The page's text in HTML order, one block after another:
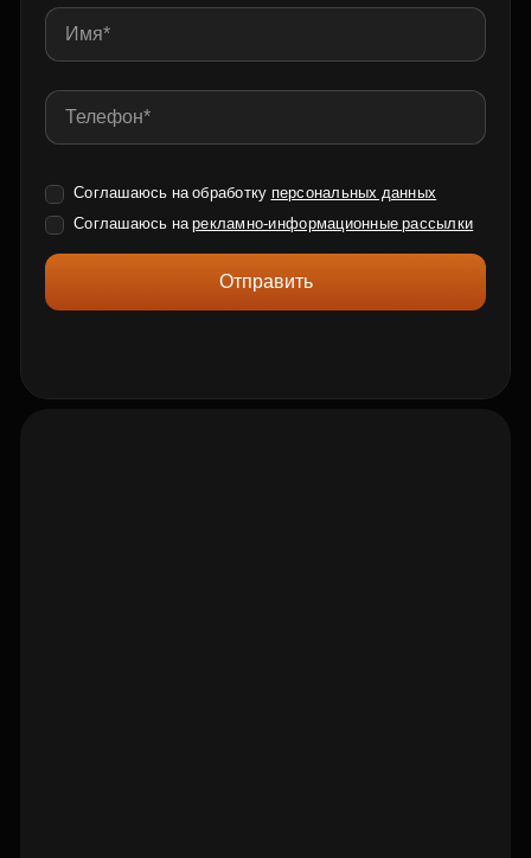
Соглашаюсь на обработку персональных данных
Соглашаюсь нарекламно-информационные рассылки
Отправить